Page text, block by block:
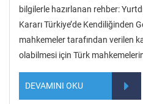
bilgilerle hazırlanan rehber:
Kararı Türkiye’de Kendiliğinden
mahkemeler tarafından verilen
olabilmesi için Türk
DEVAMINI OKU